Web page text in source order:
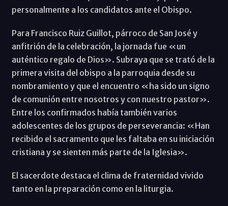
personalmente a los candidatos ante el Obispo.
Para Francisco Ruiz Guillot, párroco de San José y
anfitrión de la celebración, la jornada fue «un
auténtico regalo de Dios». Subraya que se trató de la
primera visita del obispo a la parroquia desde su
nombramiento y que el encuentro «ha sido un signo
de comunión entre nosotros y con nuestro pastor».
Entre los confirmados había también varios
adolescentes de los grupos de perseverancia: «Han
recibido el sacramento que les faltaba en su iniciación
cristiana y se sienten más parte de la Iglesia».
El sacerdote destaca el clima de fraternidad vivido
tanto en la preparación como en la liturgia.